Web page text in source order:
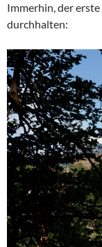
Immerhin, der
durchhalten: